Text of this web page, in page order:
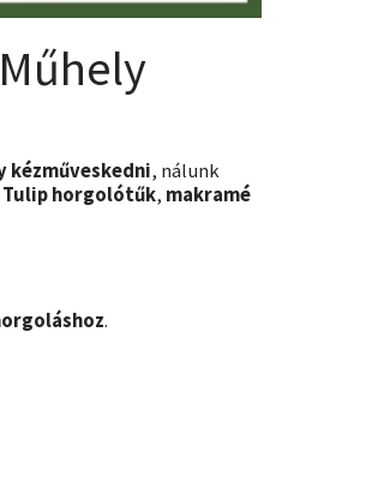
, nálunk
Tulip horgolótűk, makramé
.